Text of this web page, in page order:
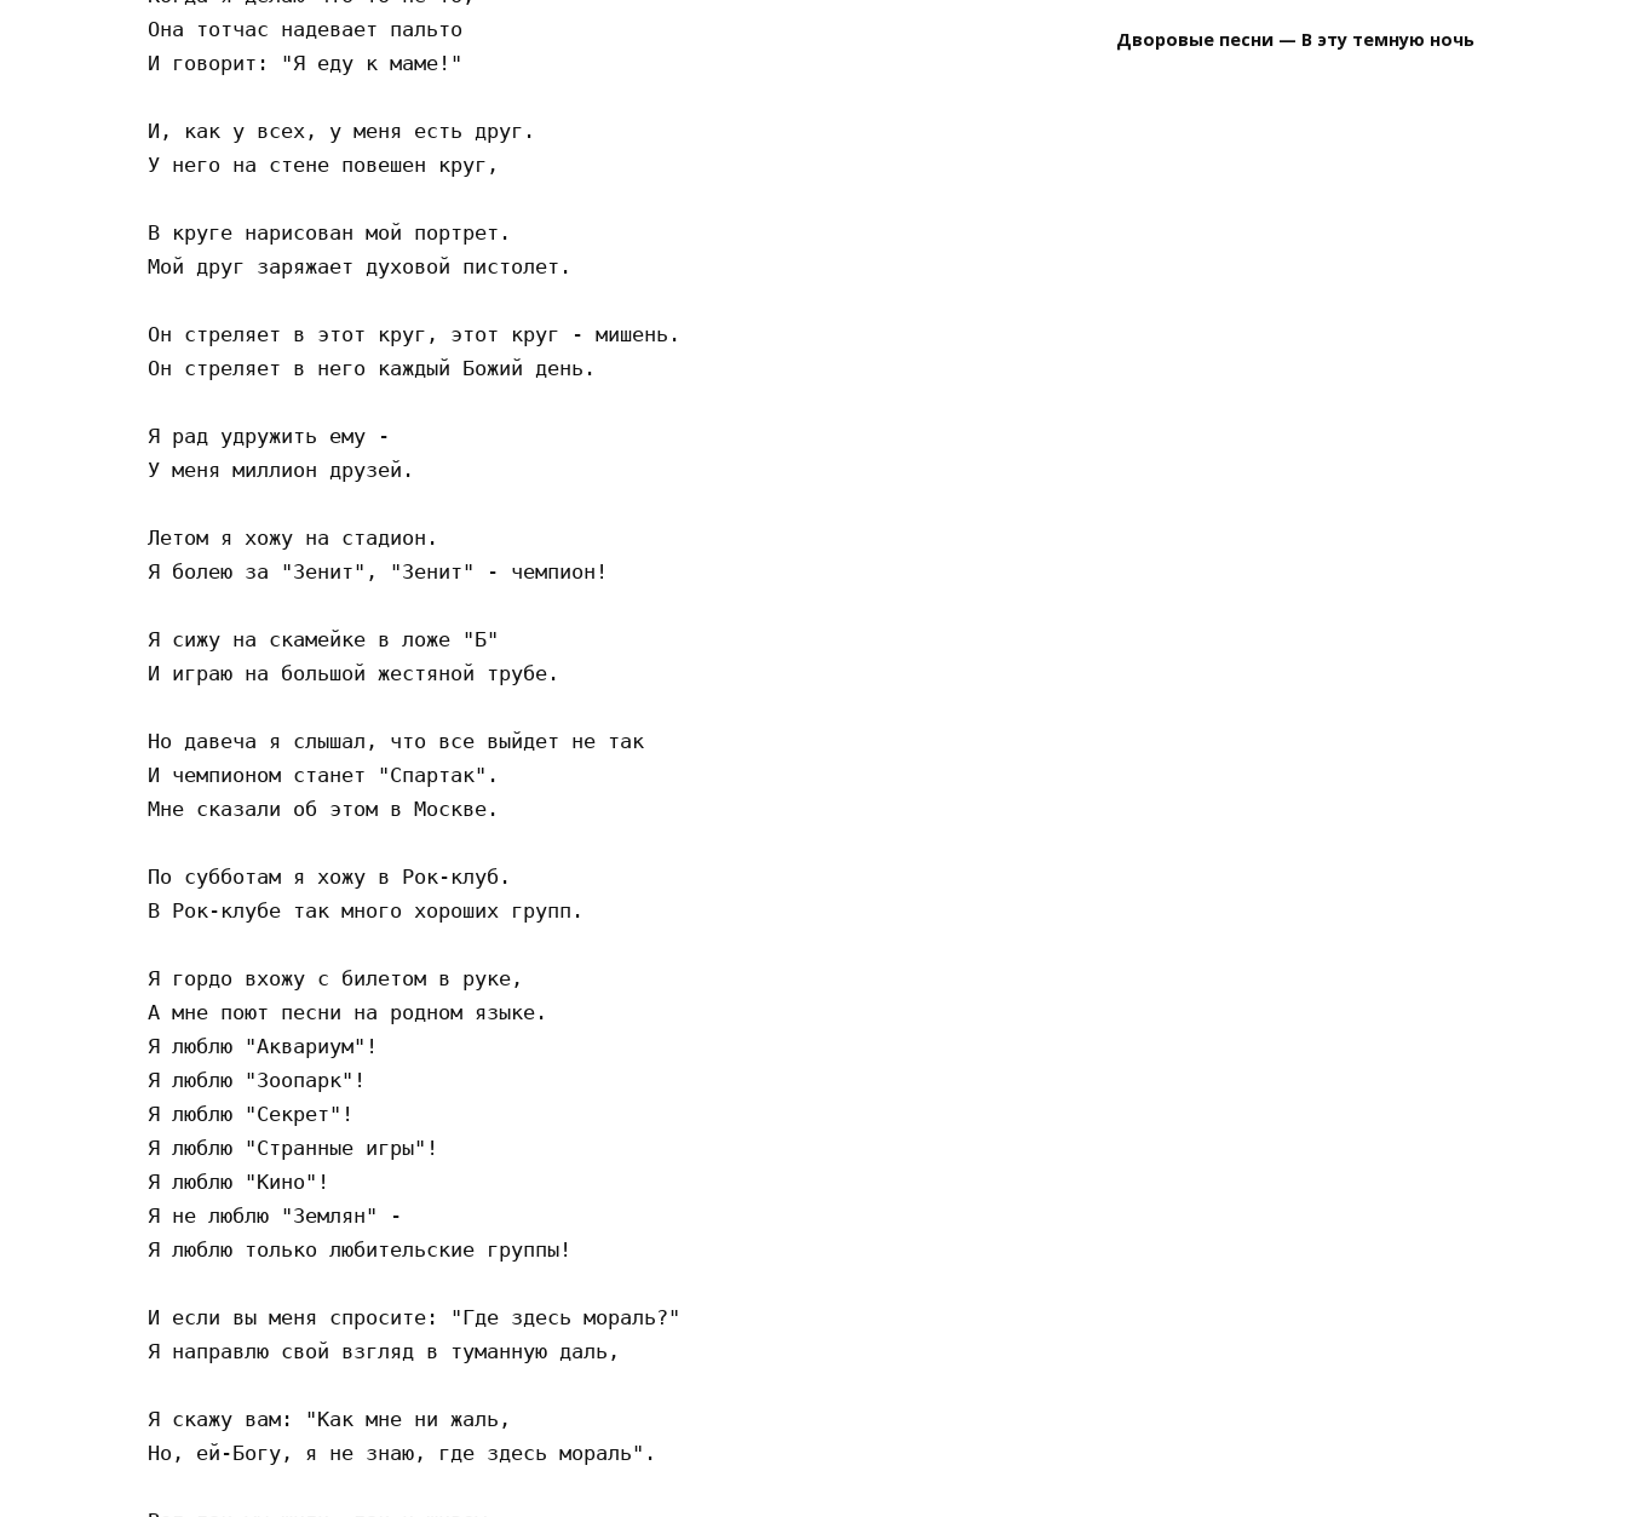
Она тотчас надевает пальто
И говорит: "Я еду к маме!"
И, как у всех, у меня есть друг.
У него на стене повешен круг,
В круге нарисован мой портрет.
Мой друг заряжает духовой пистолет.
Он стреляет в этот круг, этот круг - мишень.
Он стреляет в него каждый Божий день.
Я рад удружить ему -
У меня миллион друзей.
Летом я хожу на стадион.
Я болею за "Зенит", "Зенит" - чемпион!
Я сижу на скамейке в ложе "Б"
И играю на большой жестяной трубе.
Но давеча я слышал, что все выйдет не так
И чемпионом станет "Спартак".
Мне сказали об этом в Москве.
По субботам я хожу в Рок-клуб.
В Рок-клубе так много хороших групп.
Я гордо вхожу с билетом в руке,
А мне поют песни на родном языке.
Я люблю "Аквариум"!
Я люблю "Зоопарк"!
Я люблю "Секрет"!
Я люблю "Странные игры"!
Я люблю "Кино"!
Я не люблю "Землян" -
Я люблю только любительские группы!
И если вы меня спросите: "Где здесь мораль?"
Я направлю свой взгляд в туманную даль,
Я скажу вам: "Как мне ни жаль,
Но, ей-Богу, я не знаю, где здесь мораль".
Дворовые песни — В эту темную ночь